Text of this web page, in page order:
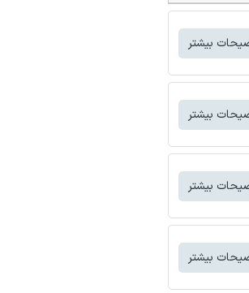
بیشتر
بیشتر
بیشتر
بیشتر